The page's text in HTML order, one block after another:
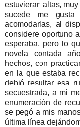
estuvieran altas,
sucede me gusta
acomodarlas, al
considere oportuno
esperaba, pero lo
novela contada
hechos, con
en la que estaba
debió resultar esa
secuestrada, a mi
enumeración de
se pegó a mis
última línea